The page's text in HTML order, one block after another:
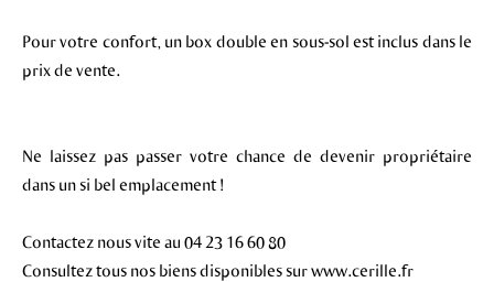
Pour votre confort, un box double en sous-sol est inclus dans le
prix de vente.
Ne laissez pas passer votre chance de devenir propriétaire
dans un si bel emplacement !
Contactez nous vite au 04 23 16 60 80
Consultez tous nos biens disponibles sur www.cerille.fr